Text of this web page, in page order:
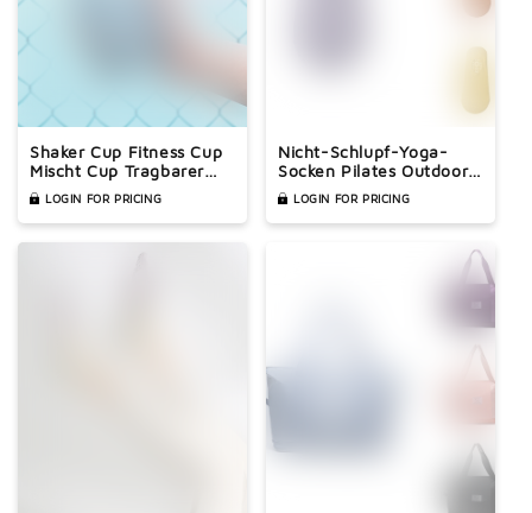
Shaker Cup Fitness Cup
Mischt Cup Tragbarer
Sportwasserbecher
LOGIN FOR PRICING
Nicht-Schlupf-Yoga-
Socken Pilates Outdoor
Sports Bodensocken
LOGIN FOR PRICING